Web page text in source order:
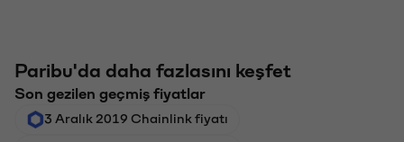
Paribu'da daha fazlasını keşfet
Son gezilen geçmiş fiyatlar
3 Aralık 2019 Chainlink fiyatı